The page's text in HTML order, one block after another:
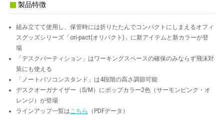
製品特徴
組み立てて使用し、保管時には折りたたんでコンパクトにしまえるオフィ
スグッズシリーズ「ori-pact(オリパクト)」に新アイテムと新カラーが登
場
「デスクパーティション」はワーキングスペースの確保のみならず飛沫対
策にも使える
「ノートパソコンスタンド」は4段階の高さ調節可能
デスクオーガナイザー（S/M）にポップカラー2色（サーモンピンク・オ
レンジ）が登場
ラインアップ一覧は こちら （PDFデータ）